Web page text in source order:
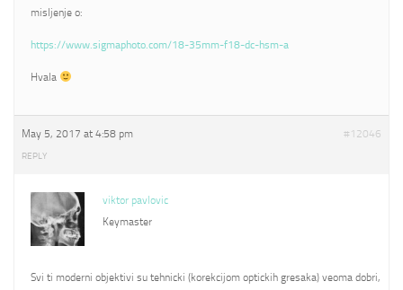
misljenje o:
https://www.sigmaphoto.com/18-35mm-f18-dc-hsm-a
Hvala
May 5, 2017 at 4:58 pm #12046
REPLY
viktor pavlovic
Keymaster
Svi ti moderni objektivi su tehnicki (korekcijom optickih gresaka) veoma dobri,